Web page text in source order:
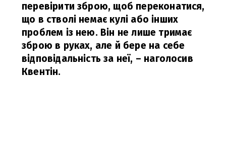
перевірити зброю, щоб переконатися,
що в стволі немає кулі або інших
проблем із нею. Він не лише тримає
зброю в руках, але й бере на себе
відповідальність за неї, – наголосив
Квентін.